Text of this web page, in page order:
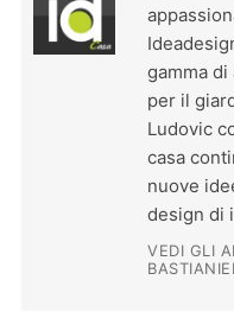
gamma
per il
Ludovic
casa
nuove
design di
VEDI GLI